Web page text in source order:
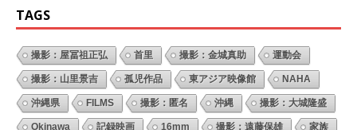
TAGS
撮影：屋冨祖正弘 首里 撮影：金城真助 運動会
撮影：山里景吉 孤児作品 東アジア映像館 NAHA
沖縄県 FILMS 撮影：匿名 沖縄 撮影：大城隆盛
Okinawa 記録映画 16mm 撮影：遠藤保雄 家族